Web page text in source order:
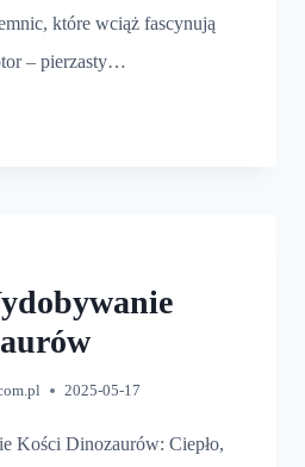
które wciąż fascynują
– pierzasty…
2025-05-17
Kości Dinozaurów: Ciepło,